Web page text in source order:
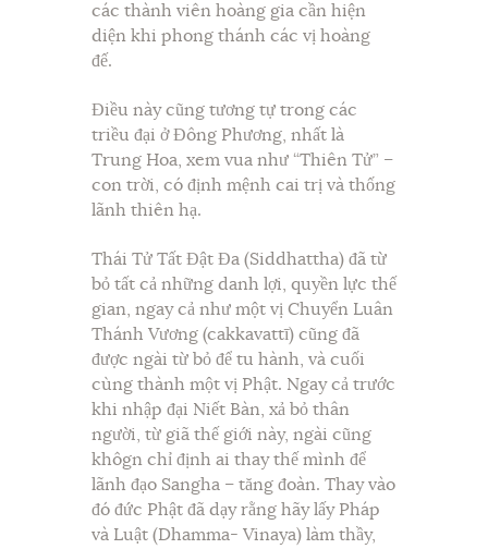
các thành viên hoàng gia cần hiện
diện khi phong thánh các vị hoàng
đế.
Điều này cũng tương tự trong các
triều đại ở Đông Phương, nhất là
Trung Hoa, xem vua như “Thiên Tử” –
con trời, có định mệnh cai trị và thống
lãnh thiên hạ.
Thái Tử Tất Đật Đa (Siddhattha) đã từ
bỏ tất cả những danh lợi, quyền lực thế
gian, ngay cả như một vị Chuyển Luân
Thánh Vương (cakkavattī) cũng đã
được ngài từ bỏ để tu hành, và cuối
cùng thành một vị Phật. Ngay cả trước
khi nhập đại Niết Bàn, xả bỏ thân
người, từ giã thế giới này, ngài cũng
khôgn chỉ định ai thay thế mình để
lãnh đạo Sangha – tăng đoàn. Thay vào
đó đức Phật đã dạy rằng hãy lấy Pháp
và Luật (Dhamma- Vinaya) làm thầy,